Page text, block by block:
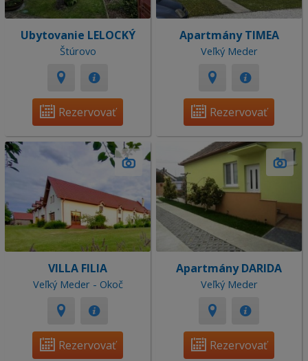
Ubytovanie LELOCKÝ
Štúrovo
Rezervovať
Apartmány TIMEA
Veľký Meder
Rezervovať
VILLA FILIA
Veľký Meder - Okoč
Rezervovať
Apartmány DARIDA
Veľký Meder
Rezervovať